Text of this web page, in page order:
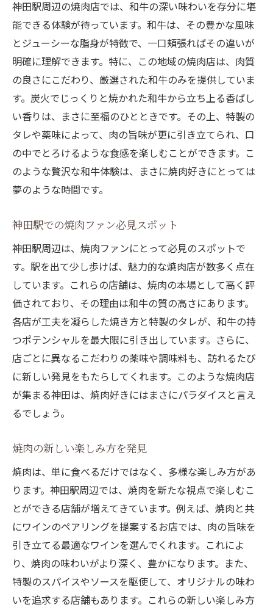
神田駅周辺の焼肉店では、和牛の深い味わいを存分に堪
能できる体験が待っています。和牛は、その豊かな風味
とジューシーな脂身が特徴で、一口頬張ればその違いが
明確に理解できます。特に、この地域の焼肉店は、肉質
の良さにこだわり、厳選された和牛のみを提供していま
す。炭火でじっくりと焼かれた和牛から立ち上る香ばし
い香りは、まさに至福のひとときです。その上、特製の
タレや薬味によって、肉の旨味が更に引き立てられ、口
の中でとろけるような食感を楽しむことができます。こ
のような贅沢な和牛体験は、まさに焼肉好きにとっては
夢のような時間です。
神田駅での焼肉ファン必見スポット
神田駅周辺は、焼肉ファンにとって必見のスポットで
す。駅を出て少し歩けば、魅力的な焼肉店が数多く点在
しています。これらの店舗は、焼肉の本場として高く評
価されており、その理由は和牛の質の高さにあります。
各店が工夫を凝らした焼き方と特製のタレが、和牛の持
つポテンシャルを最大限に引き出しています。さらに、
店ごとに異なるこだわりの薬味や調味料も、訪れるたび
に新しい発見をもたらしてくれます。このような焼肉店
が集まる神田は、焼肉好きにはまさにパラダイスと言え
るでしょう。
焼肉の新しい楽しみ方を発見
焼肉は、単に食べるだけではなく、多様な楽しみ方があ
ります。神田駅周辺では、焼肉を新たな視点で楽しむこ
とができる店舗が増えてきています。例えば、焼肉と共
にワインのペアリングを提案するお店では、肉の旨味を
引き立てる最適なワインを選んでくれます。これによ
り、焼肉の味わいがより深く、豊かになります。また、
特製のスパイスやソースを駆使して、オリジナルの味わ
いを追求する店舗もあります。これらの新しい楽しみ方